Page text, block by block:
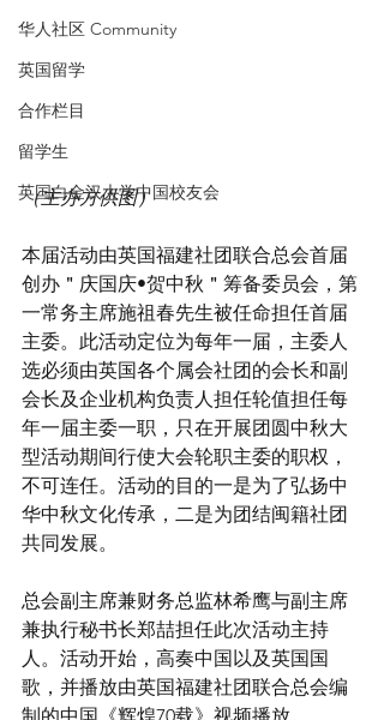
华人社区 Community
英国留学
合作栏目
留学生
英国白金汉大学中国校友会
（主办方供图）
本届活动由英国福建社团联合总会首届
创办＂庆国庆•贺中秋＂筹备委员会，第
一常务主席施祖春先生被任命担任首届
主委。此活动定位为每年一届，主委人
选必须由英国各个属会社团的会长和副
会长及企业机构负责人担任轮值担任每
年一届主委一职，只在开展团圆中秋大
型活动期间行使大会轮职主委的职权，
不可连任。活动的目的一是为了弘扬中
华中秋文化传承，二是为团结闽籍社团
共同发展。
总会副主席兼财务总监林希鹰与副主席
兼执行秘书长郑喆担任此次活动主持
人。活动开始，高奏中国以及英国国
歌，并播放由英国福建社团联合总会编
制的中国《辉煌70载》视频播放。